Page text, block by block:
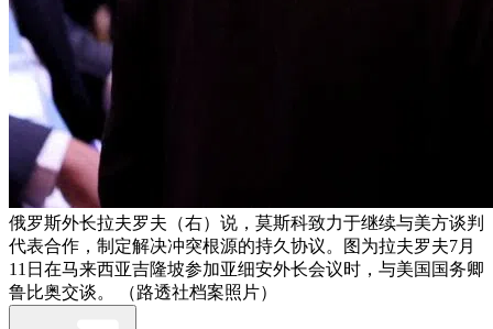
俄罗斯外长拉夫罗夫（右）说，莫斯科致力于继续与美方谈判
代表合作，制定解决冲突根源的持久协议。图为拉夫罗夫7月
11日在马来西亚吉隆坡参加亚细安外长会议时，与美国国务卿
鲁比奥交谈。 （路透社档案照片）